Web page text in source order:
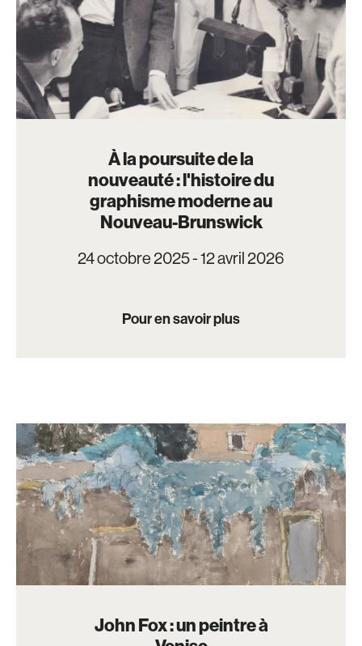
À la poursuite de la
nouveauté : l'histoire du
graphisme moderne au
Nouveau-Brunswick
24 octobre 2025 - 12 avril 2026
Pour en savoir plus
John Fox : un peintre à